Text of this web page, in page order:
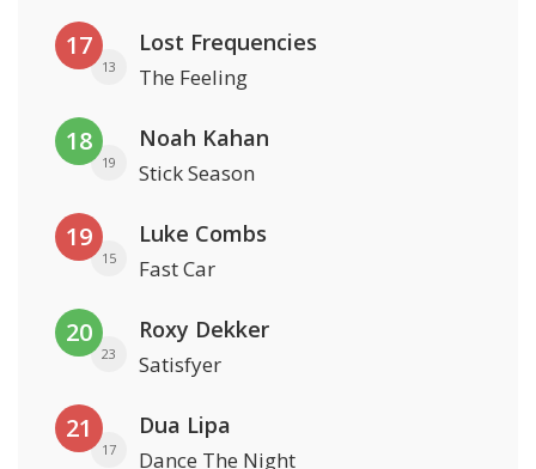
17
13
Lost Frequencies
The Feeling
18
19
Noah Kahan
Stick Season
19
15
Luke Combs
Fast Car
20
23
Roxy Dekker
Satisfyer
21
17
Dua Lipa
Dance The Night